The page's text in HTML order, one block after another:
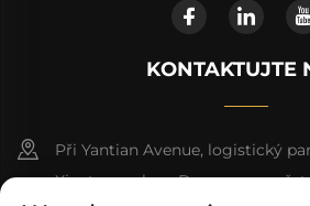
KONTAKTUJTE
Při Yantian Avenue, logistický
Xiantang, okres Dongyuan,